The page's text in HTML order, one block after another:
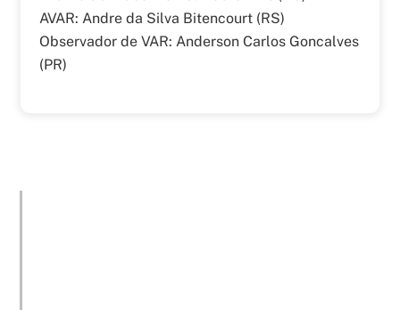
AVAR: Andre da Silva Bitencourt (RS)
Observador de VAR: Anderson Carlos Goncalves
(PR)